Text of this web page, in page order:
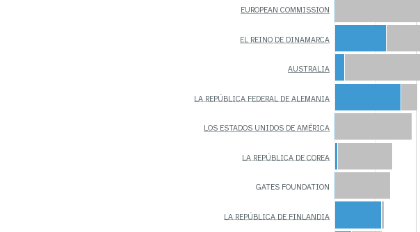
EUROPEAN COMMISSION
EL REINO DE DINAMARCA
AUSTRALIA
LA REPÚBLICA FEDERAL DE ALEMANIA
LOS ESTADOS UNIDOS DE AMÉRICA
LA REPÚBLICA DE COREA
GATES FOUNDATION
LA REPÚBLICA DE FINLANDIA